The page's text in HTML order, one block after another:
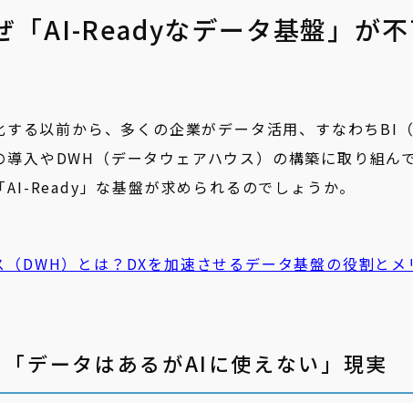
「AI-Readyなデータ基盤」が
る以前から、多くの企業がデータ活用、すなわちBI
入やDWH（データウェアハウス）の構築に取り組ん
Ready」な基盤が求められるのでしょうか。
（DWH）とは？DXを加速させるデータ基盤の役割とメ
データはあるがAIに使えない」現実